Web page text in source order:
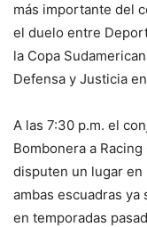
más importante del
el duelo entre
la Copa
Defensa y Justicia
A las 7:30 p.m. el
Bombonera a
disputen un lugar en
ambas escuadras
en temporadas